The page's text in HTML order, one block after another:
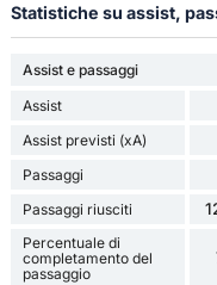
Statistiche su assist,
Assist e passaggi
Assist
Assist previsti (xA)
Passaggi
Passaggi riusciti
Percentuale di
completamento del
passaggio